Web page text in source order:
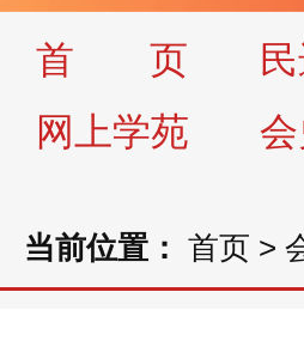
首 页
网上学苑
当前位置： 首页 >